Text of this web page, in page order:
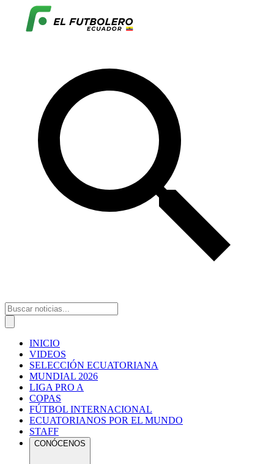
INICIO
VIDEOS
SELECCIÓN ECUATORIANA
MUNDIAL 2026
LIGA PRO A
COPAS
FÚTBOL INTERNACIONAL
ECUATORIANOS POR EL MUNDO
STAFF
CONÓCENOS